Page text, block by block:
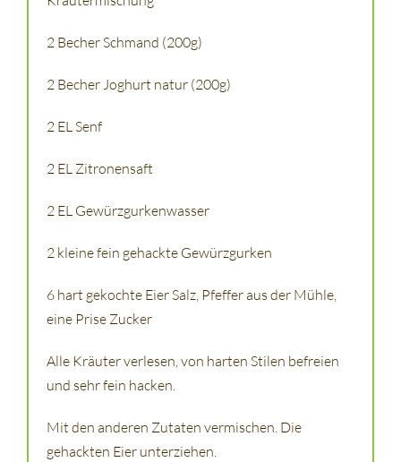
2 Becher Schmand (200g)
2 Becher Joghurt natur (200g)
2 EL Senf
2 EL Zitronensaft
2 EL Gewürzgurkenwasser
2 kleine fein gehackte Gewürzgurken
6 hart gekochte Eier Salz, Pfeffer aus der Mühle,
eine Prise Zucker
Alle Kräuter verlesen, von harten Stilen befreien
und sehr fein hacken.
Mit den anderen Zutaten vermischen. Die
gehackten Eier unterziehen.